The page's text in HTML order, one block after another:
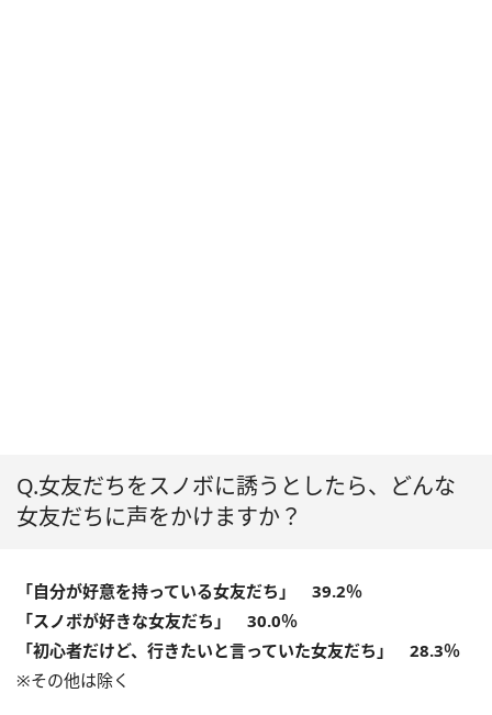
Q.女友だちをスノボに誘うとしたら、どんな
女友だちに声をかけますか？
「自分が好意を持っている女友だち」 39.2％
「スノボが好きな女友だち」 30.0％
「初心者だけど、行きたいと言っていた女友だち」 28.3％
※その他は除く